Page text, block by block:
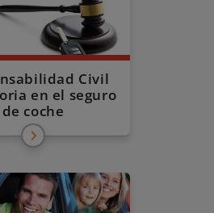
Civil
en el seguro
de coche